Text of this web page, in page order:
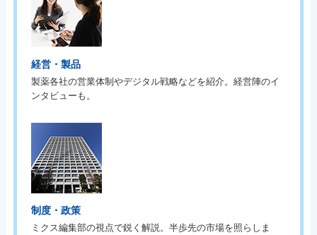
経営・製品
製薬各社の営業体制やデジタル戦略などを紹介。経営陣のイ
ンタビューも。
制度・政策
ミクス編集部の視点で鋭く解説。半歩先の市場を照らしま